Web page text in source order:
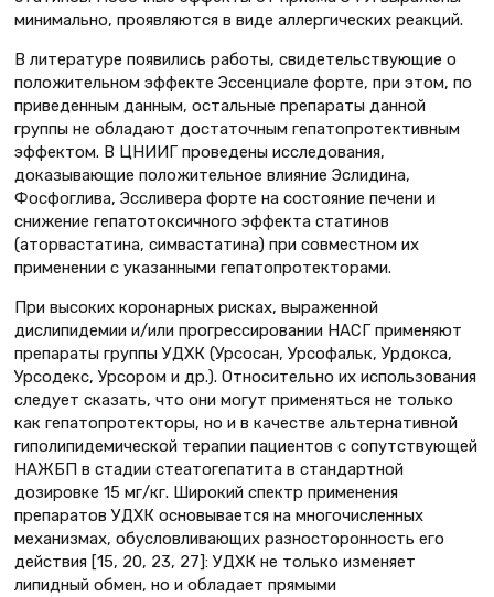
минимально, проявляются в виде аллергических реакций.
В литературе появились работы, свидетельствующие о
положительном эффекте Эссенциале форте, при этом, по
приведенным данным, остальные препараты данной
группы не обладают достаточным гепатопротективным
эффектом. В ЦНИИГ проведены исследования,
доказывающие положительное влияние Эслидина,
Фосфоглива, Эссливера форте на состояние печени и
снижение гепатотоксичного эффекта статинов
(аторвастатина, симвастатина) при совместном их
применении с указанными гепатопротекторами.
При высоких коронарных рисках, выраженной
дислипидемии и/или прогрессировании НАСГ применяют
препараты группы УДХК (Урсосан, Урсофальк, Урдокса,
Урсодекс, Урсором и др.). Относительно их использования
следует сказать, что они могут применяться не только
как гепатопротекторы, но и в качестве альтернативной
гиполипидемической терапии пациентов с сопутствующей
НАЖБП в стадии стеатогепатита в стандартной
дозировке 15 мг/кг. Широкий спектр применения
препаратов УДХК основывается на многочисленных
механизмах, обусловливающих разносторонность его
действия [15, 20, 23, 27]: УДХК не только изменяет
липидный обмен, но и обладает прямыми